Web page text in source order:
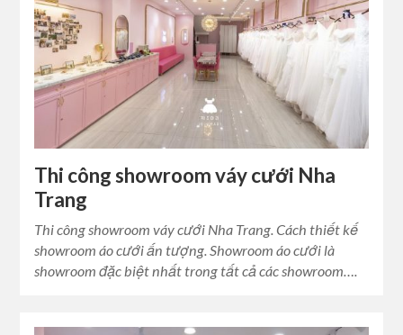
Thi công showroom váy cưới Nha
Trang
Thi công showroom váy cưới Nha Trang. Cách thiết kế
showroom áo cưới ấn tượng. Showroom áo cưới là
showroom đặc biệt nhất trong tất cả các showroom….